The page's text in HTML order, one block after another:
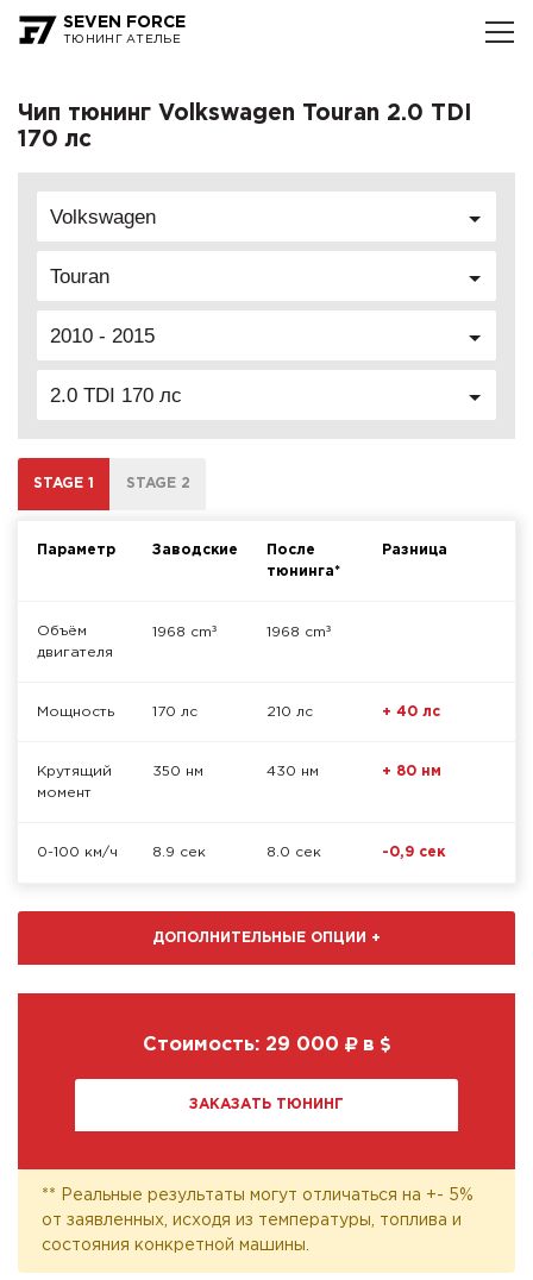
SEVEN FORCE
ТЮНИНГ АТЕЛЬЕ
Чип тюнинг Volkswagen Touran 2.0 TDI
170 лс
Volkswagen
Touran
2010 - 2015
2.0 TDI 170 лс
STAGE 1 STAGE 2
Параметр Заводские
После
тюнинга*
Разница
Объём
двигателя
1968 cm³ 1968 cm³
Мощность 170 лс 210 лс + 40 лс
Крутящий
момент
350 нм 430 нм + 80 нм
0-100 км/ч 8.9 сек 8.0 сек -0,9 сек
ДОПОЛНИТЕЛЬНЫЕ ОПЦИИ +
Стоимость: 29 000 в
ЗАКАЗАТЬ ТЮНИНГ
** Реальные результаты могут отличаться на +- 5%
от заявленных, исходя из температуры, топлива и
состояния конкретной машины.